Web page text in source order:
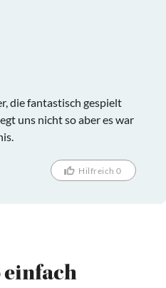
die fantastisch gespielt
uns nicht so aber es war
Hilfreich 0
einfach